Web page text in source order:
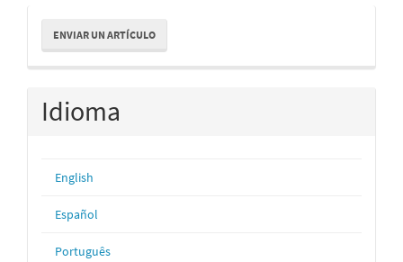
Enviar
un
artículo
ENVIAR UN ARTÍCULO
Idioma
English
Español
Português